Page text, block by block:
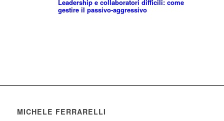
Leadership e collaboratori difficili: come
gestire il passivo-aggressivo
MICHELE FERRARELLI